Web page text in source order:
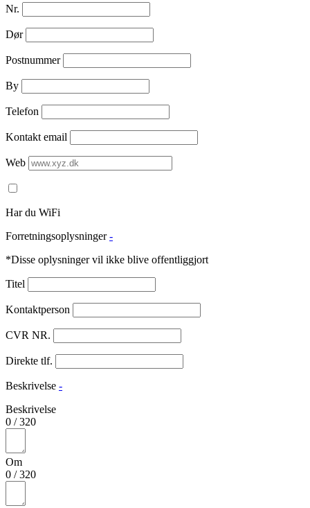
Nr.
Dør
Postnummer
By
Telefon
Kontakt email
Web
Har du WiFi
Forretningsoplysninger -
*Disse oplysninger vil ikke blive offentliggjort
Titel
Kontaktperson
CVR NR.
Direkte tlf.
Beskrivelse -
Beskrivelse
0 /320
Om
0 /320